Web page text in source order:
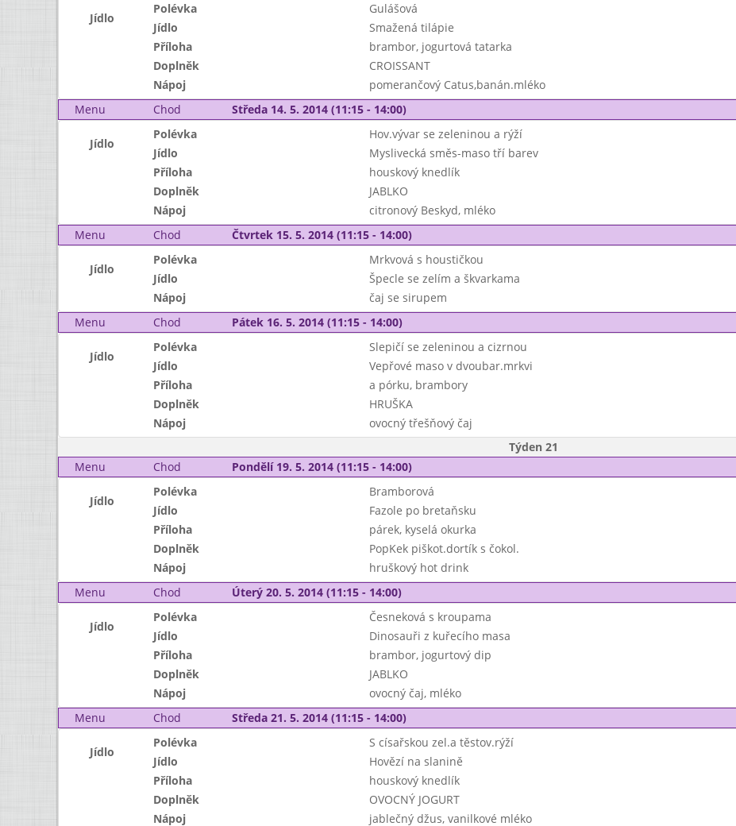
Jídlo
Polévka
Gulášová
Jídlo
Smažená tilápie
Příloha
brambor, jogurtová tatarka
Doplněk
CROISSANT
Nápoj
pomerančový Catus,banán.mléko
Menu
Chod Středa 14. 5. 2014 (11:15 - 14:00)
Jídlo
Polévka
Hov.vývar se zeleninou a rýží
Jídlo
Myslivecká směs-maso tří barev
Příloha
houskový knedlík
Doplněk
JABLKO
Nápoj
citronový Beskyd, mléko
Menu
Chod Čtvrtek 15. 5. 2014 (11:15 - 14:00)
Jídlo
Polévka
Mrkvová s houstičkou
Jídlo
Špecle se zelím a škvarkama
Nápoj
čaj se sirupem
Menu
Chod Pátek 16. 5. 2014 (11:15 - 14:00)
Jídlo
Polévka
Slepičí se zeleninou a cizrnou
Jídlo
Vepřové maso v dvoubar.mrkvi
Příloha
a pórku, brambory
Doplněk
HRUŠKA
Nápoj
ovocný třešňový čaj
Týden 21
Menu
Chod Pondělí 19. 5. 2014 (11:15 - 14:00)
Jídlo
Polévka
Bramborová
Jídlo
Fazole po bretaňsku
Příloha
párek, kyselá okurka
Doplněk
PopKek piškot.dortík s čokol.
Nápoj
hruškový hot drink
Menu
Chod Úterý 20. 5. 2014 (11:15 - 14:00)
Jídlo
Polévka
Česneková s kroupama
Jídlo
Dinosauři z kuřecího masa
Příloha
brambor, jogurtový dip
Doplněk
JABLKO
Nápoj
ovocný čaj, mléko
Menu
Chod Středa 21. 5. 2014 (11:15 - 14:00)
Jídlo
Polévka
S císařskou zel.a těstov.rýží
Jídlo
Hovězí na slanině
Příloha
houskový knedlík
Doplněk
OVOCNÝ JOGURT
Nápoj
jablečný džus, vanilkové mléko